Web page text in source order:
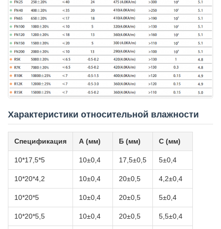
Характеристики относительной влажности
Спецификация А (мм) Б (мм) С (мм)
10*17,5*5 10±0,4 17,5±0,5 5±0,4
10*20*4,2 10±0,4 20±0,5 4,2±0,4
10*20*5 10±0,4 20±0,5 5±0,4
10*20*5,5 10±0,4 20±0,5 5,5±0,4